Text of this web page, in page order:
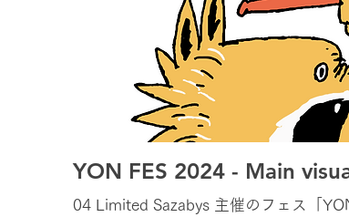
YON FES 2024 - Main
04 Limited Sazabys 主催のフェス「